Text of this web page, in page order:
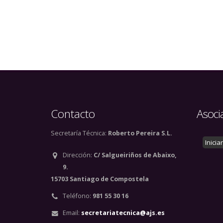
Contacto
Secretaría Técnica: Roberto Pereira S.L.
Dirección: C/ Salgueiriños de Abaixo,
9.
15703 Santiago de Compostela
Teléfono: 981 55 30 16
Email: secretariatecnica@ajs.es